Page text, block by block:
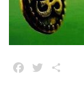
FacebookTwitter